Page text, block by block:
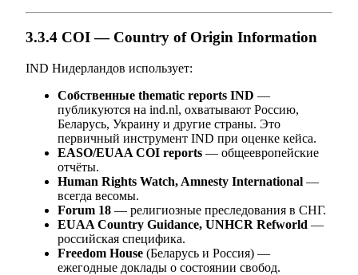
3.3.4 COI — Country of Origin Information
IND Нидерландов использует:
Собственные thematic reports IND —
публикуются на ind.nl, охватывают Россию,
Беларусь, Украину и другие страны. Это
первичный инструмент IND при оценке кейса.
EASO/EUAA COI reports — общеевропейские
отчёты.
Human Rights Watch, Amnesty International —
всегда весомы.
Forum 18 — религиозные преследования в СНГ.
EUAA Country Guidance, UNHCR Refworld —
российская специфика.
Freedom House (Беларусь и Россия) —
ежегодные доклады о состоянии свобод.